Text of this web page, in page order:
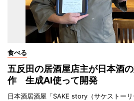
食べる
五反田の居酒屋店主が日本酒
作 生成AI使って開発
日本酒居酒屋「SAKE story（サケストーリ